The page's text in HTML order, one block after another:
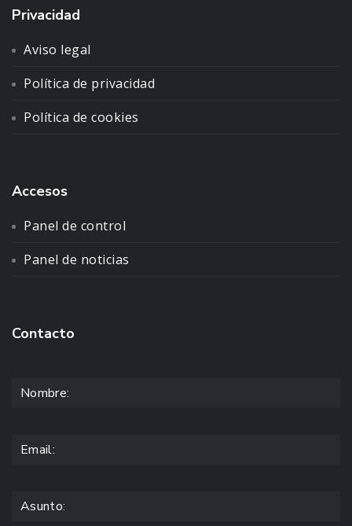
Privacidad
Aviso legal
Política de privacidad
Política de cookies
Accesos
Panel de control
Panel de noticias
Contacto